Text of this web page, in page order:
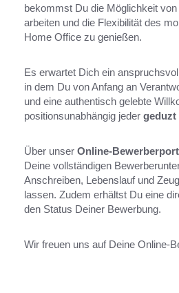
bekommst Du die Möglichkeit
arbeiten und die Flexibilität des
Home Office zu genießen.
Es erwartet Dich ein
in dem Du von Anfang an
und eine authentisch gelebte
positionsunabhängig jeder geduzt
Über unser Online-
Deine vollständigen
Anschreiben, Lebenslauf und
lassen. Zudem erhältst Du eine
den Status Deiner Bewerbung.
Wir freuen uns auf Deine Online-